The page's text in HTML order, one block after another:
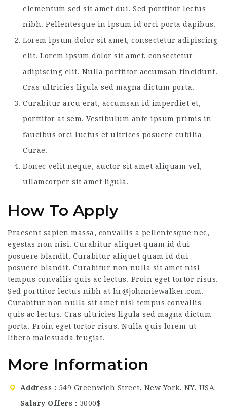
elementum sed sit amet dui. Sed porttitor lectus
nibh. Pellentesque in ipsum id orci porta dapibus.
Lorem ipsum dolor sit amet, consectetur adipiscing
elit. Lorem ipsum dolor sit amet, consectetur
adipiscing elit. Nulla porttitor accumsan tincidunt.
Cras ultricies ligula sed magna dictum porta.
Curabitur arcu erat, accumsan id imperdiet et,
porttitor at sem. Vestibulum ante ipsum primis in
faucibus orci luctus et ultrices posuere cubilia
Curae.
Donec velit neque, auctor sit amet aliquam vel,
ullamcorper sit amet ligula.
How To Apply
Praesent sapien massa, convallis a pellentesque nec,
egestas non nisi. Curabitur aliquet quam id dui
posuere blandit. Curabitur aliquet quam id dui
posuere blandit. Curabitur non nulla sit amet nisl
tempus convallis quis ac lectus. Proin eget tortor risus.
Sed porttitor lectus nibh at hr@johnniewalker.com.
Curabitur non nulla sit amet nisl tempus convallis
quis ac lectus. Cras ultricies ligula sed magna dictum
porta. Proin eget tortor risus. Nulla quis lorem ut
libero malesuada feugiat.
More Information
Address
549 Greenwich Street, New York, NY, USA
Salary Offers
3000$